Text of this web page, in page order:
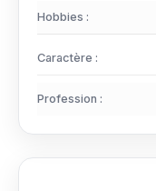
Hobbies :
Caractère :
Profession :